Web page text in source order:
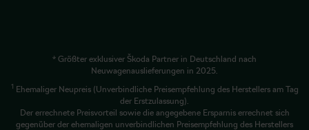
* Größter exklusiver Škoda Partner in Deutschland nach
Neuwagenauslieferungen in 2025.
1
Ehemaliger Neupreis (Unverbindliche Preisempfehlung des Herstellers am Tag
der Erstzulassung).
Der errechnete Preisvorteil sowie die angegebene Ersparnis errechnet sich
gegenüber der ehemaligen unverbindlichen Preisempfehlung des Herstellers